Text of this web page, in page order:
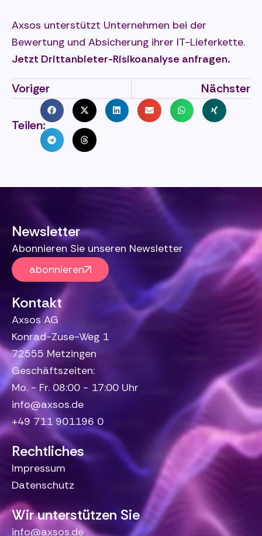
Axsos unterstützt Unternehmen bei der
Bewertung und Absicherung ihrer IT-Lieferkette.
Jetzt Drittanbieter-Risikoanalyse anfragen.
Voriger Nächster
Teilen:
Newsletter
Abonnieren Sie unseren Newsletter
abonnieren
Kontakt
Axsos AG
Konrad-Zuse-Weg 1
72555 Metzingen
Geschäftszeiten:
Mo. - Fr. 08:00 - 17:00 Uhr
info@axsos.de
+49 711 901196 0
Rechtliches
Impressum
Datenschutz
Wir unterstützen Sie
info@axsos.de